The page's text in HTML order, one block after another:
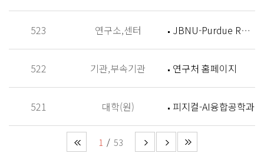
523 연구소,센터 JBNU-Purdue Research Institute (JPRI)
522 기관,부속기관 연구처 홈페이지
521 대학(원) 피지컬-AI융합공학과
1 53